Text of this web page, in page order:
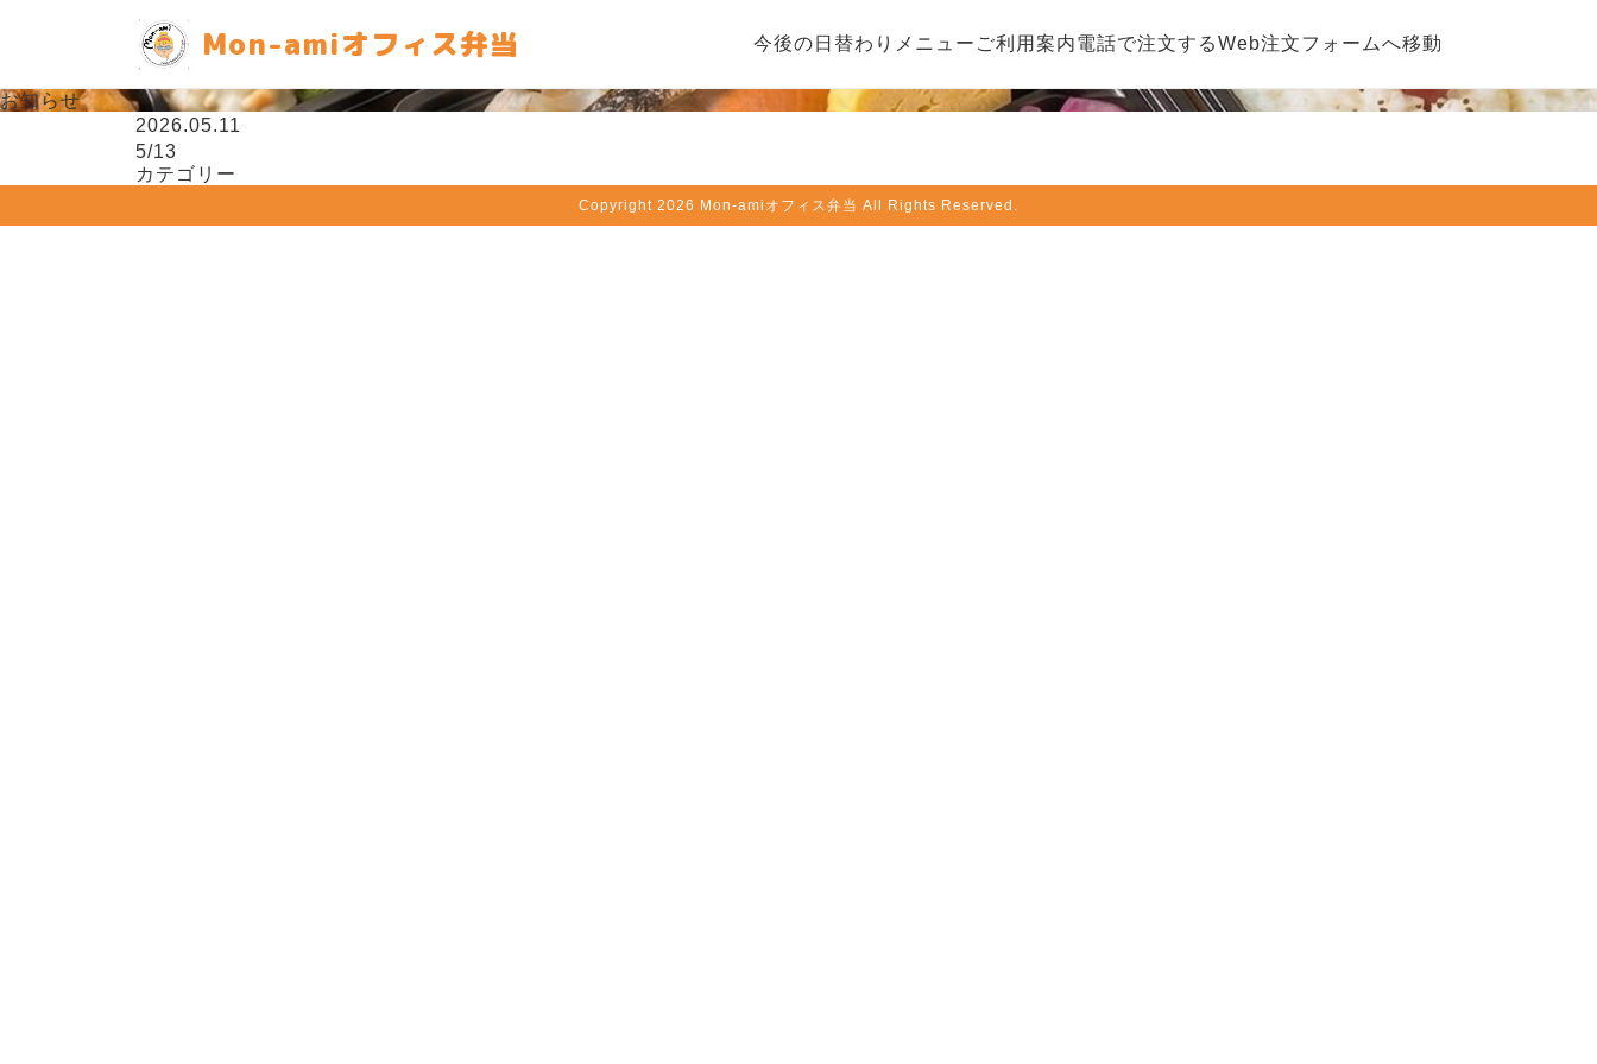
Mon-amiオフィス弁当 今後の日替わりメニュー ご利用案内電話で注文するWeb注文フォームへ移動
お知らせ
2026.05.11
5/13
カテゴリー
Copyright 2026 Mon-amiオフィス弁当 All Rights Reserved.